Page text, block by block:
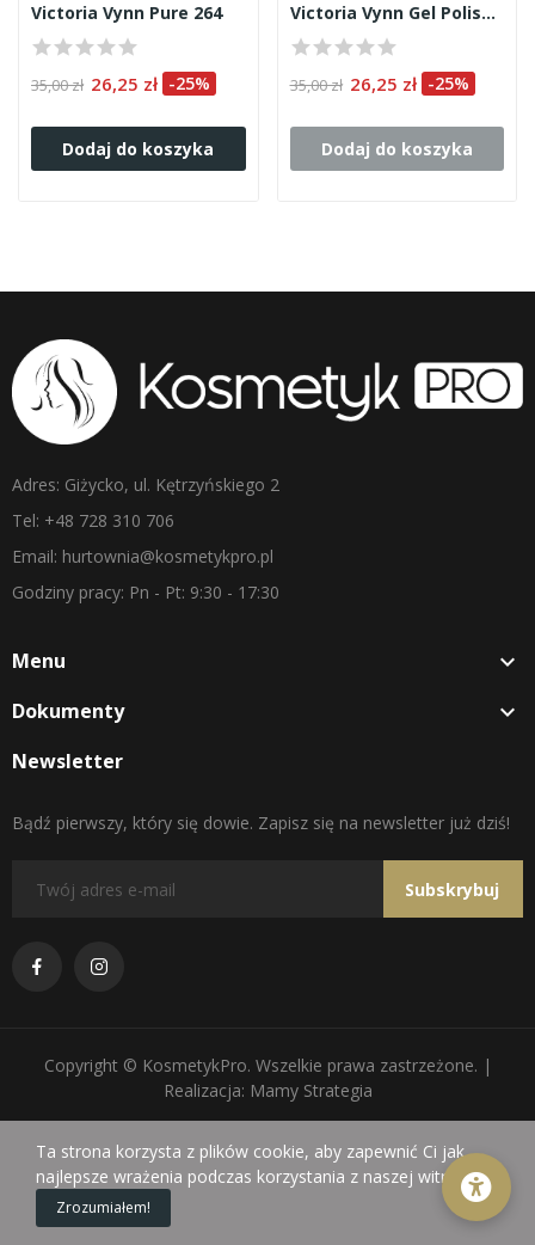
Sklep
0
Koszyk
Victoria Vynn Pure 264
35,00 zł 26,25 zł -25%
Dodaj do koszyka
Victoria Vynn Gel Polish 212
35,00 zł 26,25 zł -25%
Dodaj do koszyka
Adres: Giżycko, ul. Kętrzyńskiego 2
Tel: +48 728 310 706
Email: hurtownia@kosmetykpro.pl
Godziny pracy: Pn - Pt: 9:30 - 17:30
Menu 
Dokumenty 
Newsletter
Bądź pierwszy, który się dowie. Zapisz się na newsletter już dziś!
Subskrybuj
Copyright © KosmetykPro. Wszelkie prawa zastrzeżone. |
Realizacja: Mamy Strategia
Ta strona korzysta z plików cookie, aby zapewnić Ci jak
najlepsze wrażenia podczas korzystania z naszej witryny.
Zrozumiałem!